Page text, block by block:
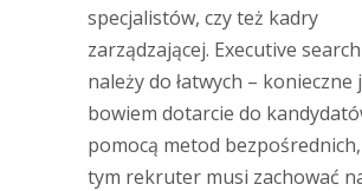
specjalistów, czy też kadry
zarządzającej. Executive
należy do łatwych – konieczne
bowiem dotarcie do
pomocą metod
tym rekruter musi zachować